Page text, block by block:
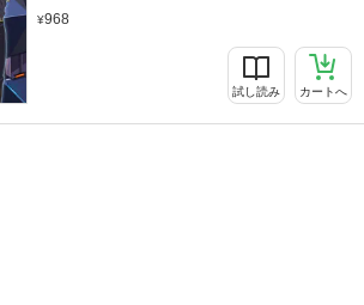
968
試し読み カートへ